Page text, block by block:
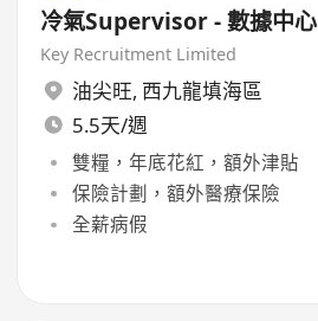
冷氣Supervisor - 數據中心
Key Recruitment Limited
油尖旺, 西九龍填海區
5.5天/週
雙糧，年底花紅，額外津貼
保險計劃，額外醫療保險
全薪病假